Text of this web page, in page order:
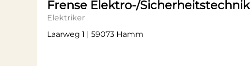
Frense Elektro-/Sicherheitstechnik
Elektriker
Laarweg 1 | 59073 Hamm